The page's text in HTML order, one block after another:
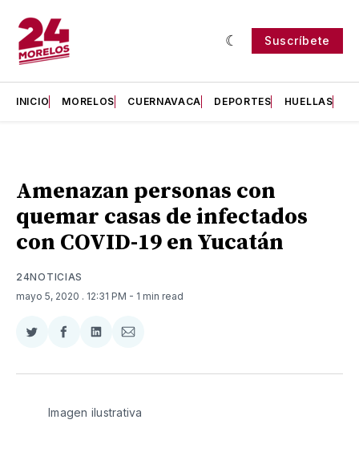
Suscríbete
INICIO MORELOS CUERNAVACA DEPORTES HUELLAS
Amenazan personas con
quemar casas de infectados
con COVID-19 en Yucatán
24NOTICIAS
mayo 5, 2020 . 12:31 PM - 1 min read
Compartir
Twitter
Compartir
Facebook
Compartir
LinkedIn
Compartir
Email
Imagen ilustrativa